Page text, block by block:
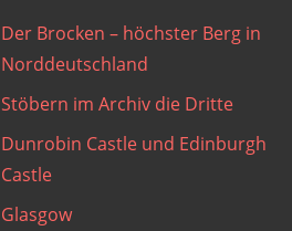
Der Brocken – höchster Berg in
Norddeutschland
Stöbern im Archiv die Dritte
Dunrobin Castle und Edinburgh
Castle
Glasgow